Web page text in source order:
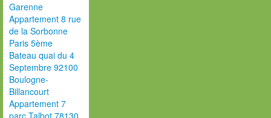
Garenne
Appartement 8 rue
de la Sorbonne
Paris 5ème
Bateau quai du 4
Septembre 92100
Boulogne-
Billancourt
Appartement 7
parc Talbot 78130